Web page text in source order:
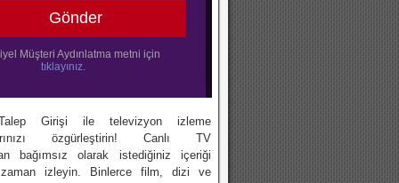
Girişi ile televizyon izleme
özgürleştirin! Canlı TV
bağımsız olarak istediğiniz içeriği
izleyin. Binlerce film, dizi ve